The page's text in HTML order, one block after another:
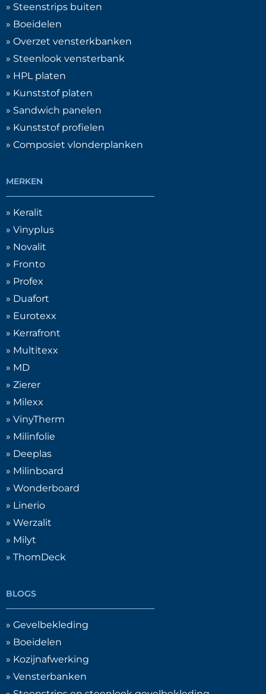
» Steenstrips buiten
» Boeidelen
» Overzet vensterkbanken
» Steenlook vensterbank
» HPL platen
» Kunststof platen
» Sandwich panelen
» Kunststof profielen
» Composiet vlonderplanken
MERKEN
» Keralit
» Vinyplus
» Novalit
» Fronto
» Profex
» Duafort
» Eurotexx
» Kerrafront
» Multitexx
» MD
» Zierer
» Milexx
» VinyTherm
» Milinfolie
» Deeplas
» Milinboard
» Wonderboard
» Linerio
» Werzalit
» Milyt
» ThomDeck
BLOGS
» Gevelbekleding
» Boeidelen
» Kozijnafwerking
» Vensterbanken